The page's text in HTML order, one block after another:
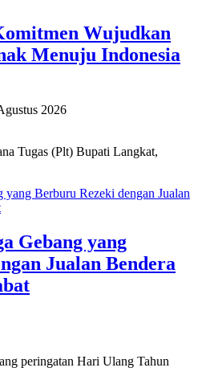
Wujudkan
Menuju Indonesia
2026
Tugas (Plt) Bupati Langkat,
Gebang yang
Jualan Bendera
peringatan Hari Ulang Tahun